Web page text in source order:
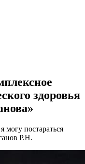
здоровья
»
могу постараться
Р.Н.